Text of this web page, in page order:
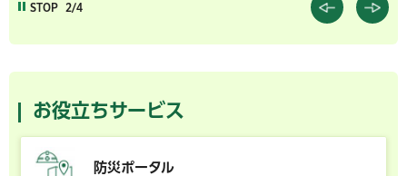
STOP 2/4
お役立ちサービス
防災ポータル